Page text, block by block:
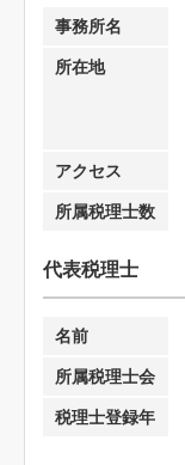
事務所名
所在地
アクセス
所属税理士数
代表税理士
名前
所属税理士会
税理士登録年